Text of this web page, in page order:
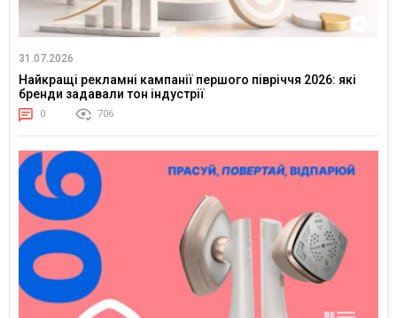
31.07.2026
Найкращі рекламні кампанії першого півріччя 2026: які
бренди задавали тон індустрії
0 706